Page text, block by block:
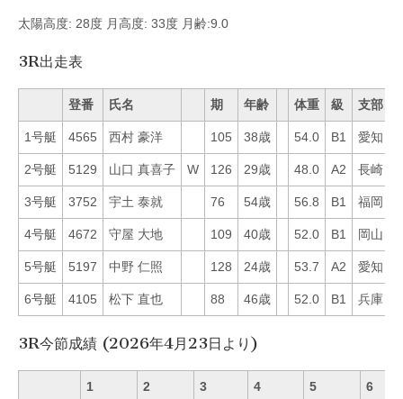
太陽高度: 28度 月高度: 33度 月齢:9.0
3R出走表
登番 氏名 期 年齢 体重 級 支部
1号艇 4565 西村 豪洋 105 38歳 54.0 B1 愛知
2号艇 5129 山口 真喜子 W 126 29歳 48.0 A2 長崎
3号艇 3752 宇土 泰就 76 54歳 56.8 B1 福岡
4号艇 4672 守屋 大地 109 40歳 52.0 B1 岡山
5号艇 5197 中野 仁照 128 24歳 53.7 A2 愛知
6号艇 4105 松下 直也 88 46歳 52.0 B1 兵庫
3R今節成績 (2026年4月23日より)
1 2 3 4 5 6